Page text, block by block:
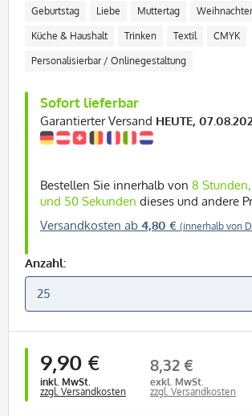
Geburtstag Liebe Muttertag
Küche & Haushalt Trinken Textil CMYK
Personalisierbar / Onlinegestaltung
Sofort lieferbar
Garantierter Versand HEUTE,
Bestellen Sie innerhalb von 8
und 49 Sekunden dieses und andere
Versandkosten ab 4,80 € (innerhalb von
Anzahl:
9,90 €
inkl. MwSt.
zzgl. Versandkosten
8,32 €
exkl. MwSt.
zzgl. Versandkosten